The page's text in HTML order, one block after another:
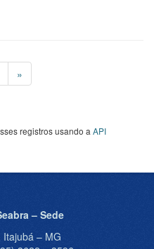
»
registros usando a API
– Sede
Itajubá – MG